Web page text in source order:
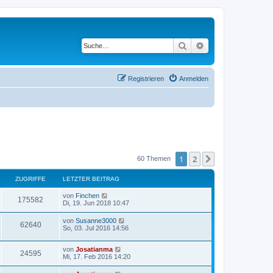
Suche
Anmelden
Registrieren
60 Themen 1 2
ZUGRIFFE LETZTER BEITRAG
175582
u
L
e
t
e
e
t
von Finchen
Di, 19. Jun 2018 10:47
62640Z
u
g
L
e
z
t
e
von Susanne3000
So, 03. Jul 2016 14:56
24595Z
u
L
e
von Josatianma
Mi, 17. Feb 2016 14:20